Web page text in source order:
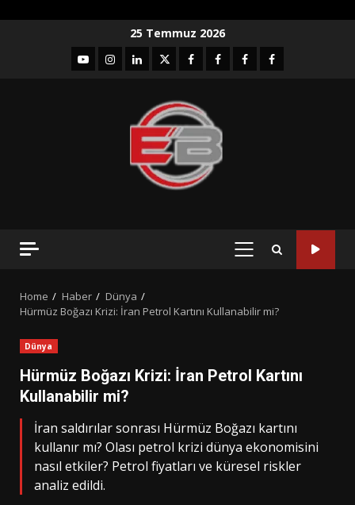
25 Temmuz 2026
YouTubeInstagram
LinkedIntwitterfacebook-Facebook-
Facebook-Facebook-
PRIMARY
Home Haber
Dünya
Hürmüz Boğazı Krizi: İran Petrol Kartını Kullanabilir mi?
Dünya
Hürmüz Boğazı Krizi: İran Petrol Kartını
Kullanabilir mi?
İran saldırılar sonrası Hürmüz Boğazı kartını
kullanır mı? Olası petrol krizi dünya ekonomisini
nasıl etkiler? Petrol fiyatları ve küresel riskler
analiz edildi.